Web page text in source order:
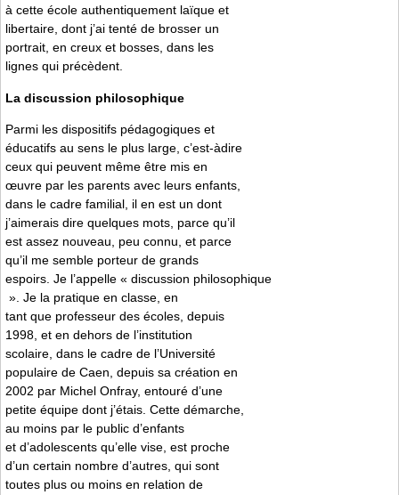
à cette école authentiquement laïque et
libertaire, dont j’ai tenté de brosser un
portrait, en creux et bosses, dans les
lignes qui précèdent.
La discussion philosophique
Parmi les dispositifs pédagogiques et
éducatifs au sens le plus large, c’est-àdire
ceux qui peuvent même être mis en
œuvre par les parents avec leurs enfants,
dans le cadre familial, il en est un dont
j’aimerais dire quelques mots, parce qu’il
est assez nouveau, peu connu, et parce
qu’il me semble porteur de grands
espoirs. Je l’appelle « discussion philosophique
». Je la pratique en classe, en
tant que professeur des écoles, depuis
1998, et en dehors de l’institution
scolaire, dans le cadre de l’Université
populaire de Caen, depuis sa création en
2002 par Michel Onfray, entouré d’une
petite équipe dont j’étais. Cette démarche,
au moins par le public d’enfants
et d’adolescents qu’elle vise, est proche
d’un certain nombre d’autres, qui sont
toutes plus ou moins en relation de